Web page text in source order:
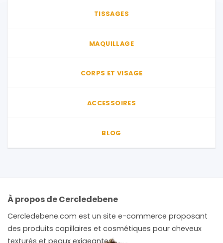
TISSAGES
MAQUILLAGE
CORPS ET VISAGE
ACCESSOIRES
BLOG
À propos de Cercledebene
Cercledebene.com est un site e-commerce proposant
des produits capillaires et cosmétiques pour cheveux
texturés et peaux exigeantes.